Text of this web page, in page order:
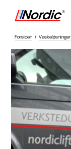
Forsiden / Vaskeløsninger